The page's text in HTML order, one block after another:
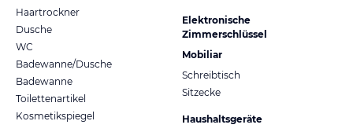
Haartrockner
Dusche
WC
Badewanne/Dusche
Badewanne
Toilettenartikel
Kosmetikspiegel
Elektronische
Zimmerschlüssel
Mobiliar
Schreibtisch
Sitzecke
Haushaltsgeräte